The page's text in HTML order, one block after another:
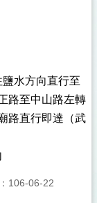
水方向直行至
路至中山路左轉
路直行即達（武
106-06-22